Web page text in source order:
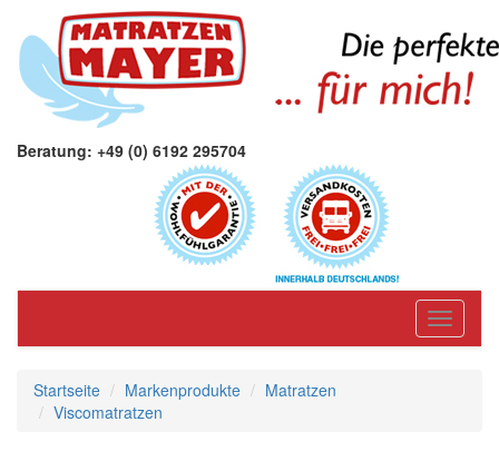
Beratung: +49 (0) 6192 295704
Toggle
Startseite Markenprodukte
Matratzen
Viscomatratzen